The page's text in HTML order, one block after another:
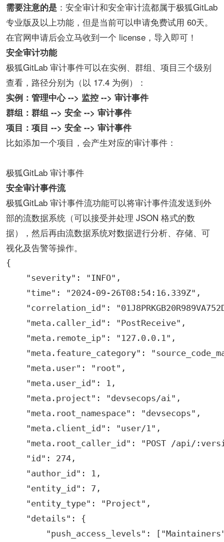
需要注意的是 ：安全审计和安全审计流都属于极狐GitLab
专业版及以上功能，但是当前可以申请免费试用 60天。
在官网申请后会立马收到一个 license，导入即可！
安全审计功能
极狐GitLab 审计事件可以在实例、群组、项目三个级别
查看，路径分别为（以 17.4 为例）：
实例：管理中心 --> 监控 --> 审计事件
群组：群组 --> 安全 --> 审计事件
项目：项目 --> 安全 --> 审计事件
比如添加一个项目，会产生对应的审计事件：
极狐GitLab 审计事件
安全审计事件流
极狐GitLab 审计事件流功能可以将审计事件流发送到外
部的流数据系统（可以接受并处理 JSON 格式的数
据），然后再由流数据系统对数据进行分析、存储、可
视化及告警等操作。
{
    "severity": "INFO",
    "time": "2024-09-26T08:54:16.339Z",
"correlation_id":
    "meta.caller_id": "PostReceive",
    "meta.remote_ip": "127.0.0.1",
"meta.feature_category":
    "meta.user": "root",
    "meta.user_id": 1,
    "meta.project": "devsecops/ai",
    "meta.root_namespace": "devsecops",
    "meta.client_id": "user/1",
"meta.root_caller_id": "POST /api/
    "id": 274,
    "author_id": 1,
    "entity_id": 7,
    "entity_type": "Project",
    "details": {
"push_access_levels":